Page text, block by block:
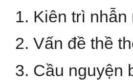
Kiên trì nhẫn
Vấn đề thề
Cầu nguyện